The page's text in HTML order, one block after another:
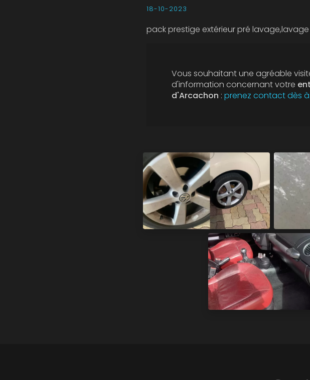
18-10-2023
pack prestige extérieur pré
Vous souhaitant une agréable
d'information concernant votre
d'Arcachon : prenez contact dès